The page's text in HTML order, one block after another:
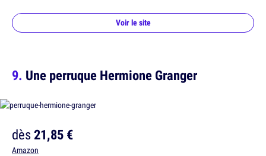
Voir le site
Une perruque Hermione Granger
dès21,85 €
Amazon